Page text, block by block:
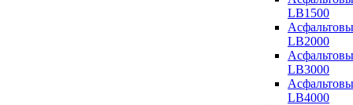
LB1500
LB2000
LB3000
LB4000